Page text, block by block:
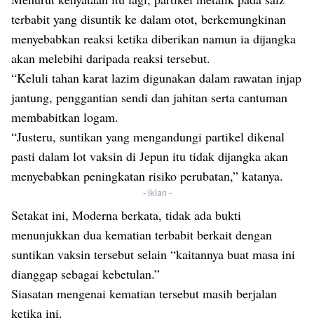
terbabit yang disuntik ke dalam otot, berkemungkinan
menyebabkan reaksi ketika diberikan namun ia dijangka
akan melebihi daripada reaksi tersebut.
“Keluli tahan karat lazim digunakan dalam rawatan injap
jantung, penggantian sendi dan jahitan serta cantuman
membabitkan logam.
“Justeru, suntikan yang mengandungi partikel dikenal
pasti dalam lot vaksin di Jepun itu tidak dijangka akan
menyebabkan peningkatan risiko perubatan,” katanya.
- Iklan -
Setakat ini, Moderna berkata, tidak ada bukti
menunjukkan dua kematian terbabit berkait dengan
suntikan vaksin tersebut selain “kaitannya buat masa ini
dianggap sebagai kebetulan.”
Siasatan mengenai kematian tersebut masih berjalan
ketika ini.